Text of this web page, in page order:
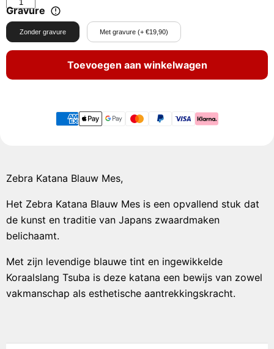
Gravure
Zonder gravure Met gravure (+ €19,90)
Toevoegen aan winkelwagen
Zebra Katana Blauw Mes,
Het Zebra Katana Blauw Mes is een opvallend stuk dat
de kunst en traditie van Japans zwaardmaken
belichaamt.
Met zijn levendige blauwe tint en ingewikkelde
Koraalslang Tsuba is deze katana een bewijs van zowel
vakmanschap als esthetische aantrekkingskracht.